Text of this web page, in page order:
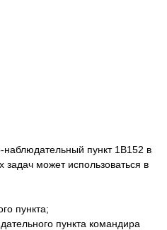
пункт 1В152 в
задач может использоваться в
пункта;
пункта командира